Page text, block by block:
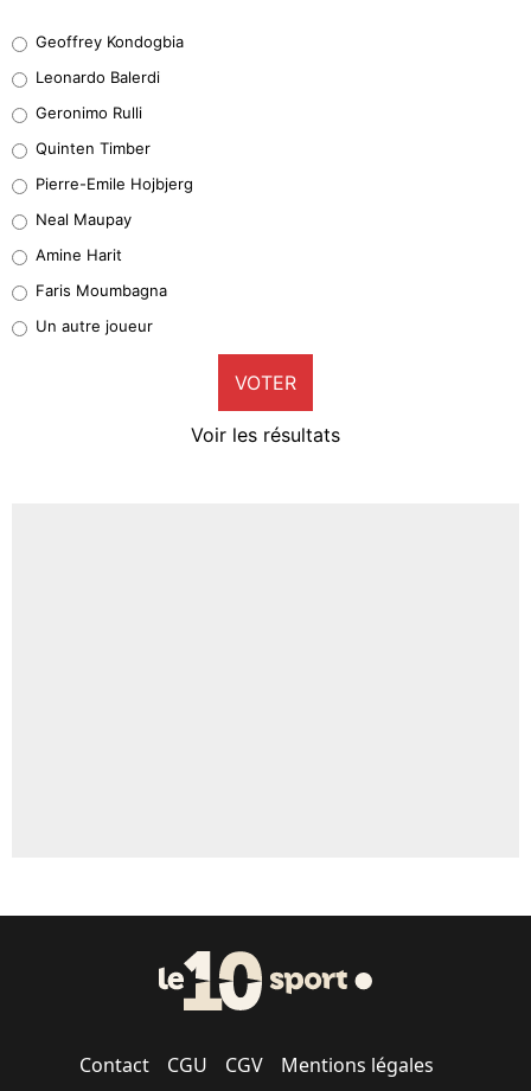
38%
32%
5%
1%
9%
Geoffrey Kondogbia
Leonardo Balerdi
Geronimo Rulli
Quinten Timber
Pierre-Emile Hojbjerg
Neal Maupay
Amine Harit
Faris Moumbagna
Un autre joueur
VOTER
Voir les résultats
Contact CGU CGV Mentions légales